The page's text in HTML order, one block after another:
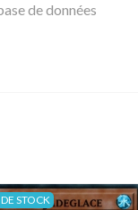
de données
STOCK